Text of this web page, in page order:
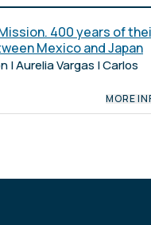
400 years of
Mexico and Japan
| Aurelia Vargas | Carlos
MORE